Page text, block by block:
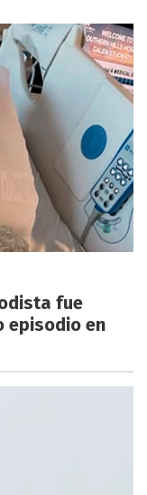
fue
episodio en